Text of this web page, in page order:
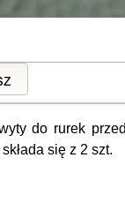
do rurek
się z 2 szt.